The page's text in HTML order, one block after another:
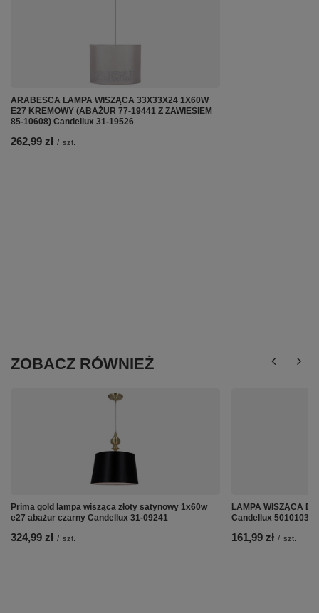
ARABESCA LAMPA WISZĄCA 33X33X24 1X60W
E27 KREMOWY (ABAŻUR 77-19441 Z ZAWIESIEM
85-10608) Candellux 31-19526
262,99 zł / szt.
ZOBACZ RÓWNIEŻ
Prima gold lampa wisząca złoty satynowy 1x60w
e27 abażur czarny Candellux 31-09241
324,99 zł / szt.
LAMPA WISZĄCA
Candellux 50101034
161,99 zł / szt.